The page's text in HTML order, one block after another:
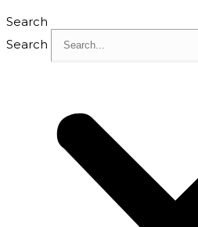
Search
Search